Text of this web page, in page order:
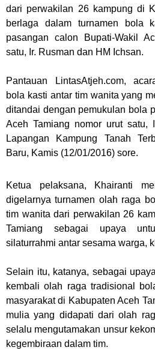
dari perwakilan 26 kampung di
berlaga dalam turnamen bola
pasangan calon Bupati-Wakil
satu, Ir. Rusman dan HM Ichsan.
Pantauan LintasAtjeh.com,
bola kasti antar tim wanita yang
ditandai dengan pemukulan bola
Aceh Tamiang nomor urut satu,
Lapangan Kampung Tanah
Baru, Kamis (12/01/2016) sore.
Ketua pelaksana, Khairanti
digelarnya turnamen olah raga
tim wanita dari perwakilan 26
Tamiang sebagai upaya
silaturrahmi antar sesama warga,
Selain itu, katanya, sebagai
kembali olah raga tradisional
masyarakat di Kabupaten Aceh
mulia yang didapati dari olah
selalu mengutamakan unsur
kegembiraan dalam tim.